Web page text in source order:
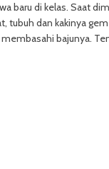
baru di kelas. Saat
tubuh dan kakinya
bajunya.